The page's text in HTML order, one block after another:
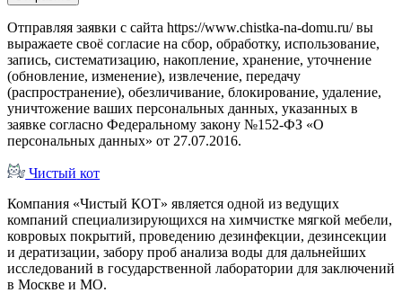
Отправляя заявки с сайта https://www.chistka-na-domu.ru/ вы
выражаете своё согласие на сбор, обработку, использование,
запись, систематизацию, накопление, хранение, уточнение
(обновление, изменение), извлечение, передачу
(распространение), обезличивание, блокирование, удаление,
уничтожение ваших персональных данных, указанных в
заявке согласно Федеральному закону №152-ФЗ «О
персональных данных» от 27.07.2016.
Чистый кот
Компания «Чистый КОТ» является одной из ведущих
компаний специализирующихся на химчистке мягкой мебели,
ковровых покрытий, проведению дезинфекции, дезинсекции
и дератизации, забору проб анализа воды для дальнейших
исследований в государственной лаборатории для заключений
в Москве и МО.